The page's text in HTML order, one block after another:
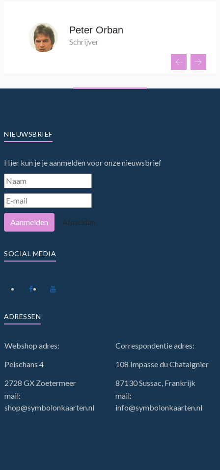
Peter Orban
Schrijver
NIEUWSBRIEF
Hier kun je je aanmelden voor onze nieuwsbrief
Aanmelden Afmelden
SOCIAL MEDIA
ADRESSEN
Webshop adres:
Correspondentie adres:
Pelschans 4
108 Impasse du Chataignier
2728 GX Zoetermeer
87130 Sussac, Frankrijk
mail:
shop@symbolonkaarten.nl
mail:
info@symbolonkaarten.nl